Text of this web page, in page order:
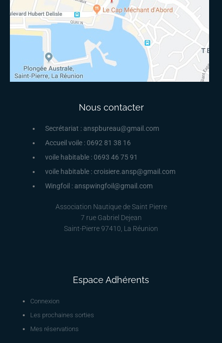
Nous contacter
Secrétariat : anspbureau@gmail.com
Accueil voile : 0692 81 38 16
voile habitable : 0693 46 75 91
voile habitable : croisiere.ansp@gmail.com
Wingfoil : anspwingfoil@gmail.com
Association Nautique de Saint Pierre
7 rue Gabriel Dejean
Saint-Pierre 97410, La Réunion
Espace Adhérents
Connexion
Les prochaines sorties
Mes réservations